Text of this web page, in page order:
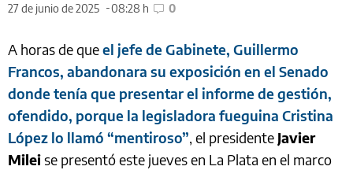
27 de junio de 2025
08:28 h 0
A horas de queel jefe de Gabinete, Guillermo
Francos, abandonara su exposición en el Senado
donde tenía que presentar el informe de gestión,
ofendido, porque la legisladora fueguina Cristina
López lo llamó “mentiroso”, el presidente Javier
Mileise presentó este jueves en La Plata en el marco